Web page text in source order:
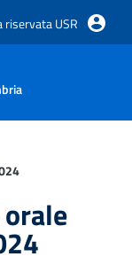
riservata USR